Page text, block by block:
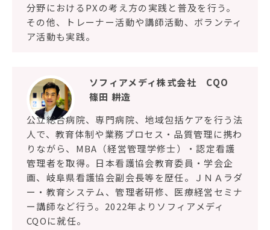
分野におけるPXの考え方の実践と普及を行う。
その他、トレーナー活動や講師活動、ボランティ
ア活動も実践。
ソフィアメディ株式会社 CQO
篠田 耕造
公立総合病院、専門病院、地域包括ケアを行う法
人で、教育体制や業務プロセス・品質管理に携わ
りながら、MBA（経営管理学修士）・認定看護
管理者を取得。日本看護協会教育委員・学会企
画、岐阜県看護協会副会長等を歴任。ＪＮＡラダ
ー・教育システム、管理者研修、医療経営セミナ
ー講師など行う。2022年よりソフィアメディ
CQOに就任。